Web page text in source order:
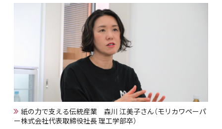
紙の力で支える伝統産業 森川 江美子さん（モリカワペーパ
ー株式会社代表取締役社長 理工学部卒）